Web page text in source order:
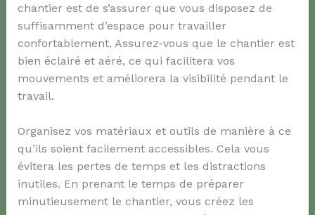
chantier est de s’assurer que vous disposez de
suffisamment d’espace pour travailler
confortablement. Assurez-vous que le chantier est
bien éclairé et aéré, ce qui facilitera vos
mouvements et améliorera la visibilité pendant le
travail.
Organisez vos matériaux et outils de manière à ce
qu’ils soient facilement accessibles. Cela vous
évitera les pertes de temps et les distractions
inutiles. En prenant le temps de préparer
minutieusement le chantier, vous créez les